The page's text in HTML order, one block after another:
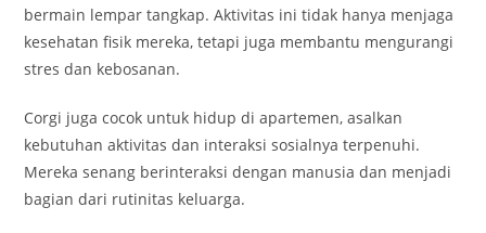
bermain lempar tangkap. Aktivitas ini tidak hanya menjaga
kesehatan fisik mereka, tetapi juga membantu mengurangi
stres dan kebosanan.
Corgi juga cocok untuk hidup di apartemen, asalkan
kebutuhan aktivitas dan interaksi sosialnya terpenuhi.
Mereka senang berinteraksi dengan manusia dan menjadi
bagian dari rutinitas keluarga.